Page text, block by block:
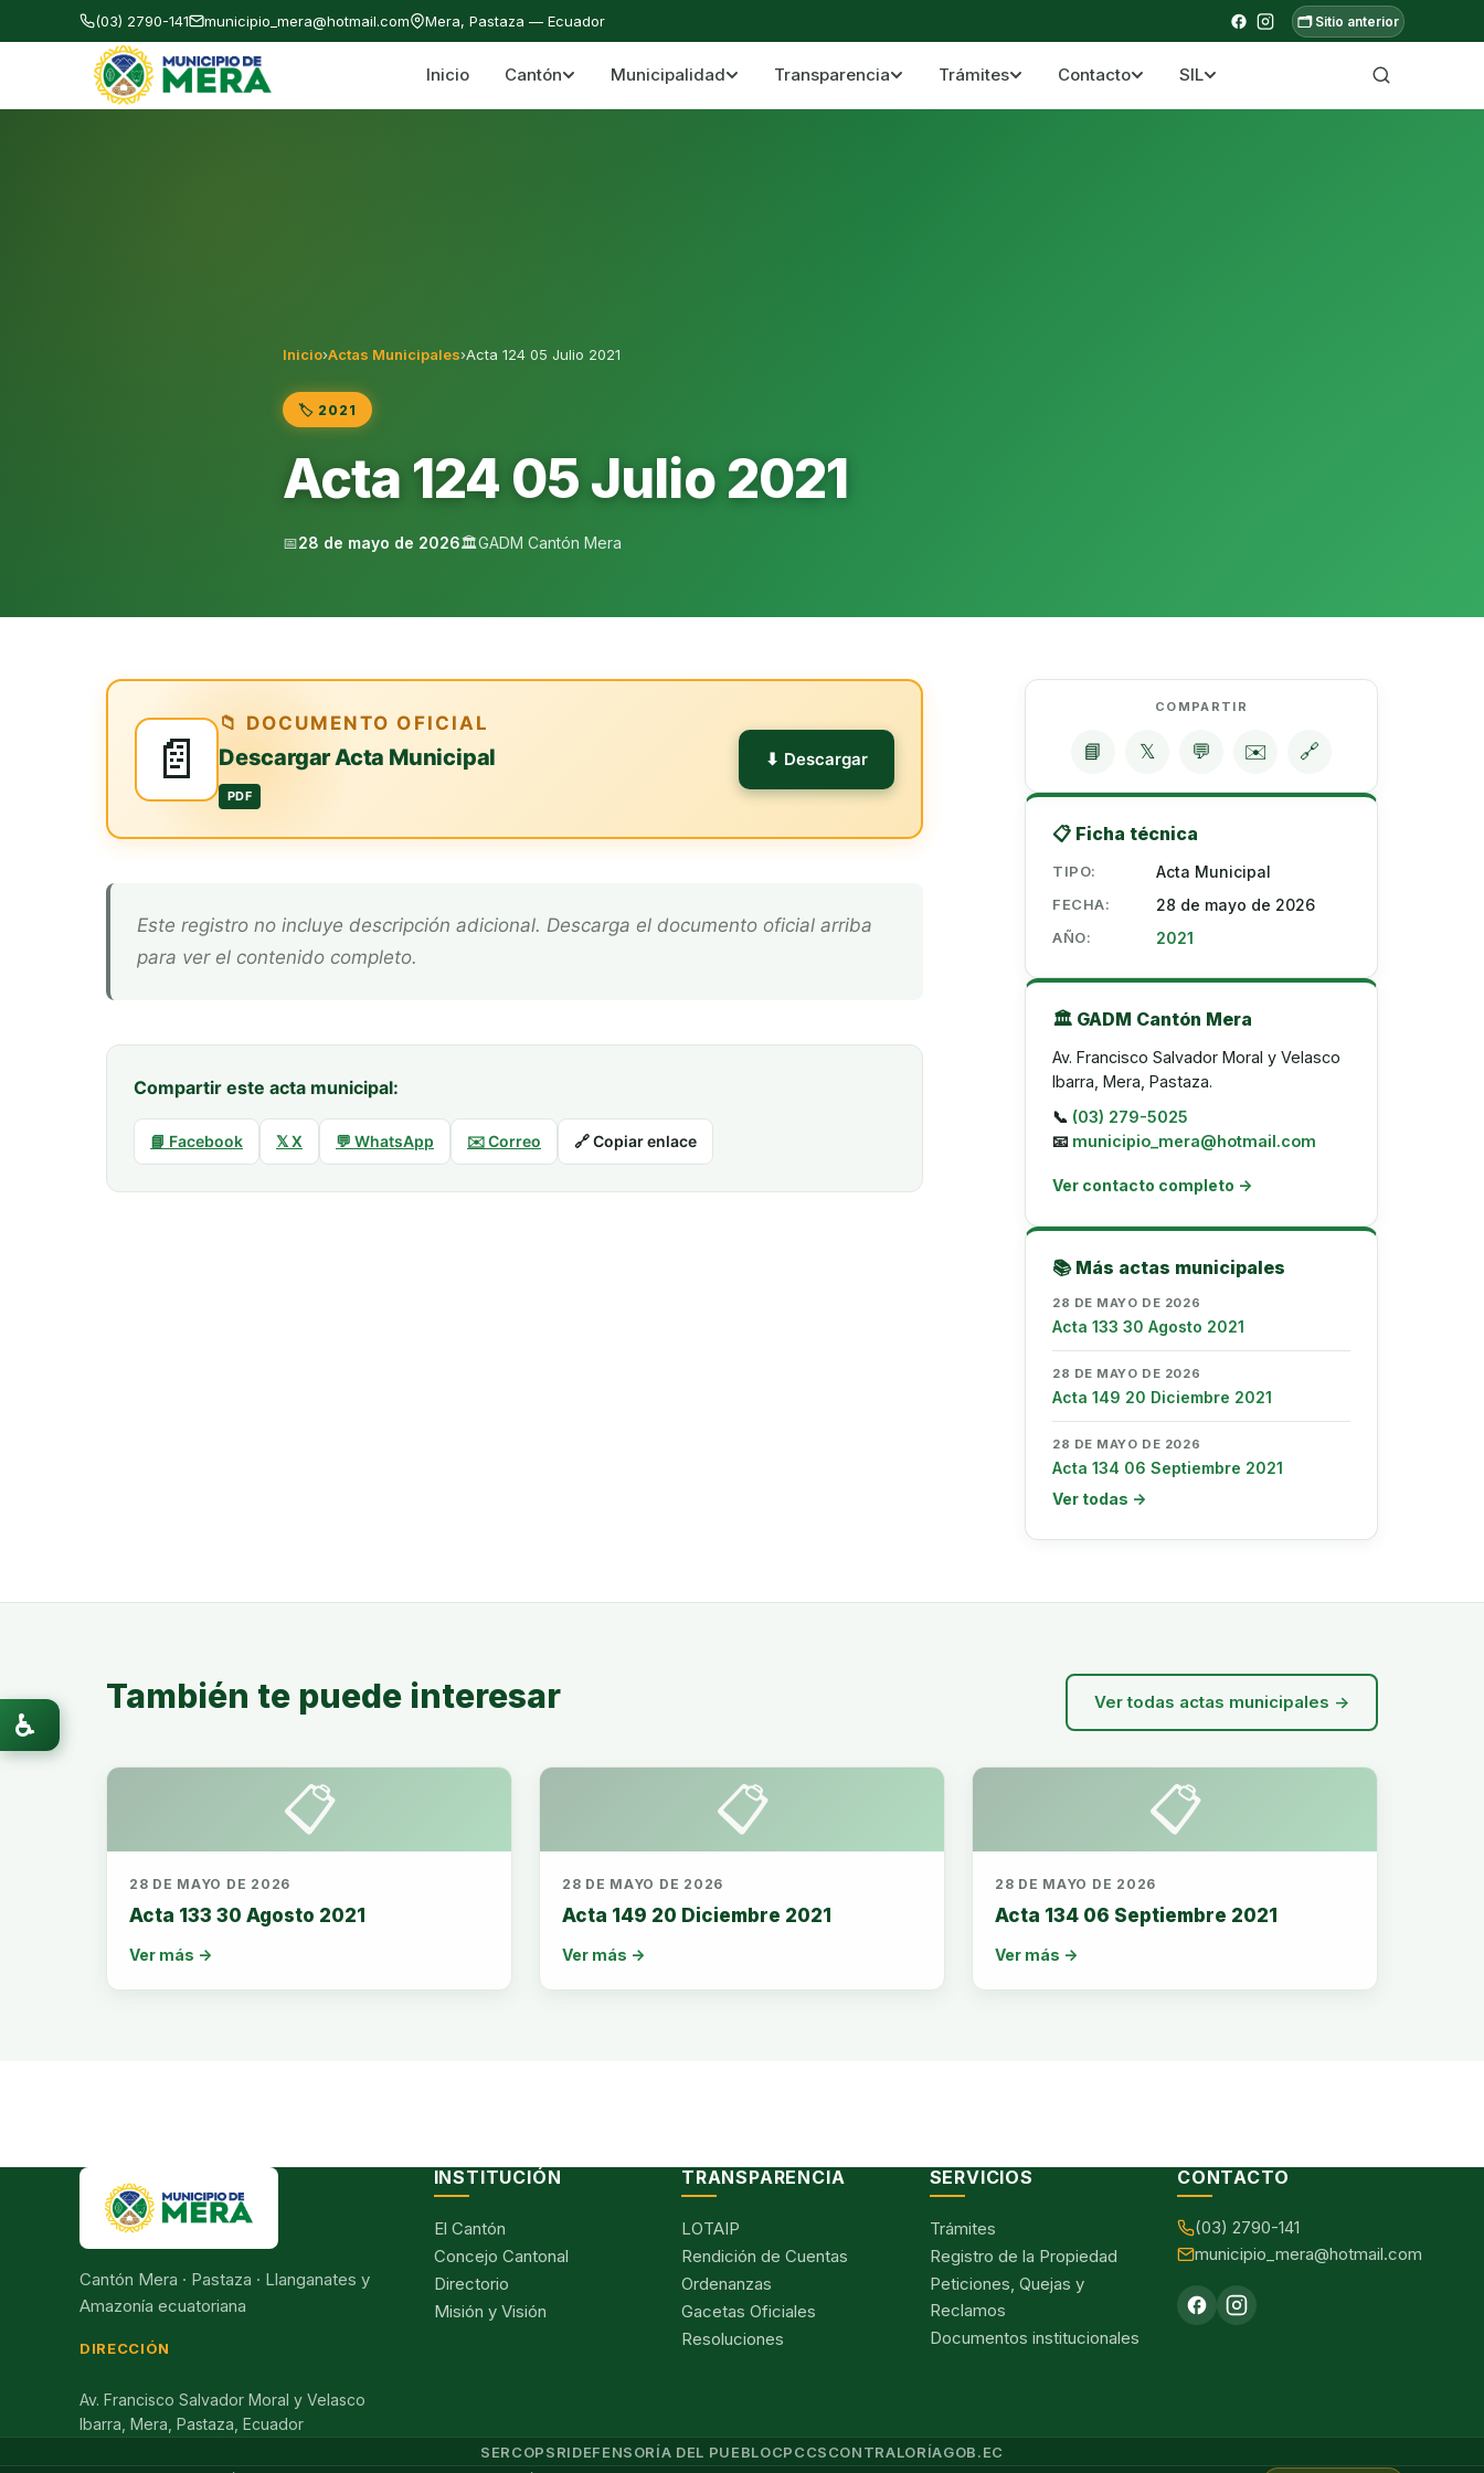
(03) 2790-141 municipio_mera@hotmail.com Mera, Pastaza — Ecuador 🗂️ Sitio anterior
Gobierno Autónomo Descentralizado Municipal del Cantón Mera Cantón Mera · Pastaza · Llanganates y Amazonía ecuatoriana
Inicio Cantón Municipalidad Transparencia Trámites Contacto SIL
Inicio›Actas Municipales›Acta 124 05 Julio 2021
🏷️ 2021
Acta 124 05 Julio 2021
📅28 de mayo de 2026🏛️GADM Cantón Mera
📄
📁 DOCUMENTO OFICIAL
Descargar Acta Municipal
PDF
⬇ Descargar
Este registro no incluye descripción adicional. Descarga el documento oficial arriba
para ver el contenido completo.
Compartir este acta municipal:
📘 Facebook 𝕏 X 💬 WhatsApp ✉️ Correo 🔗 Copiar enlace
COMPARTIR
📘 𝕏 💬 ✉️ 🔗
📋 Ficha técnica
TIPO: Acta Municipal
FECHA: 28 de mayo de 2026
AÑO: 2021
🏛️ GADM Cantón Mera
Av. Francisco Salvador Moral y Velasco
Ibarra, Mera, Pastaza.
📞 (03) 279-5025
📧 municipio_mera@hotmail.com
Ver contacto completo →
📚 Más actas municipales
28 DE MAYO DE 2026
Acta 133 30 Agosto 2021
28 DE MAYO DE 2026
Acta 149 20 Diciembre 2021
28 DE MAYO DE 2026
Acta 134 06 Septiembre 2021
Ver todas →
También te puede interesar Ver todas actas municipales →
📋
28 DE MAYO DE 2026
Acta 133 30 Agosto 2021
Ver más →
📋
28 DE MAYO DE 2026
Acta 149 20 Diciembre 2021
Ver más →
📋
28 DE MAYO DE 2026
Acta 134 06 Septiembre 2021
Ver más →
Cantón Mera · Pastaza · Llanganates y
Amazonía ecuatoriana
DIRECCIÓN
Av. Francisco Salvador Moral y Velasco
Ibarra, Mera, Pastaza, Ecuador
INSTITUCIÓN
El Cantón
Concejo Cantonal
Directorio
Misión y Visión
TRANSPARENCIA
LOTAIP
Rendición de Cuentas
Ordenanzas
Gacetas Oficiales
Resoluciones
SERVICIOS
Trámites
Registro de la Propiedad
Peticiones, Quejas y
Reclamos
Documentos institucionales
CONTACTO
(03) 2790-141
municipio_mera@hotmail.com
SERCOPSRIDEFENSORÍA DEL PUEBLOCPCCSCONTRALORÍAGOB.EC
♿